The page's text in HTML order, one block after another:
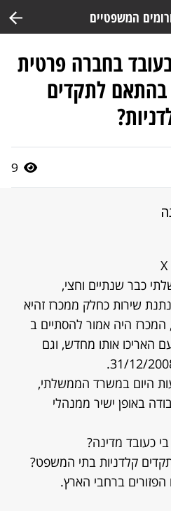
המשפטיים
בחברה פרטית
בהתאם לתקדים
9
כבר שנתיים וחצי,
שירות כחלק ממכרז זהיא
שנים, המכרז היה אמור להסתיים ב
כל פעם האריכו אותו מחדש, וגם
היום במשרד הממשלתי,
באופן ישיר ממנהלי
כעובד מדינה?
קלדניות בתי המשפט?